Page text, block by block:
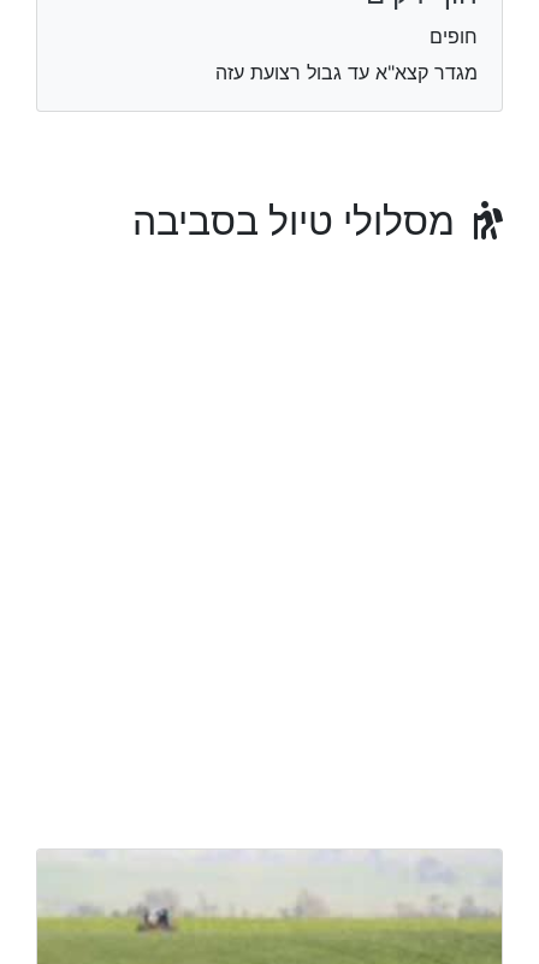
חופים
מגדר קצא"א עד גבול רצועת עזה
מסלולי טיול בסביבה